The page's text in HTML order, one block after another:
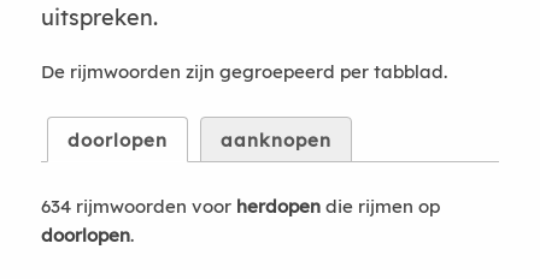
uitspreken.
De rijmwoorden zijn gegroepeerd per tabblad.
doorlopen aanknopen
634 rijmwoorden voor herdopendie rijmen op
doorlopen.